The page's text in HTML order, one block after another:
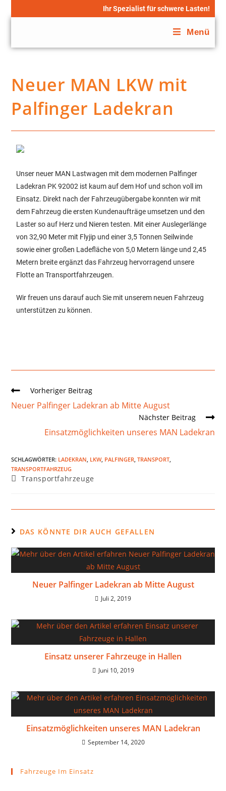
Ihr Spezialist für schwere Lasten!
Menü
Neuer MAN LKW mit
Palfinger Ladekran
Unser neuer MAN Lastwagen mit dem modernen Palfinger
Ladekran PK 92002 ist kaum auf dem Hof und schon voll im
Einsatz. Direkt nach der Fahrzeugübergabe konnten wir mit
dem Fahrzeug die ersten Kundenaufträge umsetzen und den
Laster so auf Herz und Nieren testen. Mit einer Auslegerlänge
von 32,90 Meter mit Flyjip und einer 3,5 Tonnen Seilwinde
sowie einer großen Ladefläche von 5,0 Metern länge und 2,45
Metern breite ergänzt das Fahrzeug hervorragend unsere
Flotte an Transportfahrzeugen.
Wir freuen uns darauf auch Sie mit unserem neuen Fahrzeug
unterstützen zu können.
Vorheriger Beitrag
Neuer Palfinger Ladekran ab Mitte August
Nächster Beitrag
Einsatzmöglichkeiten unseres MAN Ladekran
SCHLAGWÖRTER: LADEKRAN LKW, PALFINGER TRANSPORT
TRANSPORTFAHRZEUG
Transportfahrzeuge
DAS KÖNNTE DIR AUCH GEFALLEN
Neuer Palfinger Ladekran ab Mitte August
Juli 2, 2019
Einsatz unserer Fahrzeuge in Hallen
Juni 10, 2019
Einsatzmöglichkeiten unseres MAN Ladekran
September 14, 2020
Fahrzeuge Im Einsatz